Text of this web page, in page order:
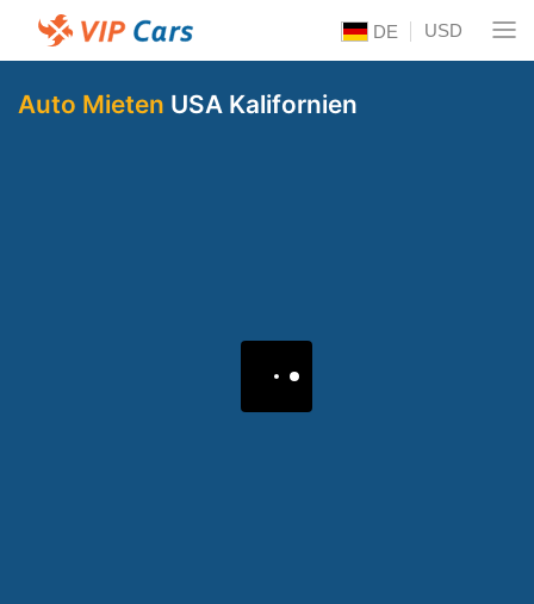
DE USD
Auto Mieten USA Kalifornien